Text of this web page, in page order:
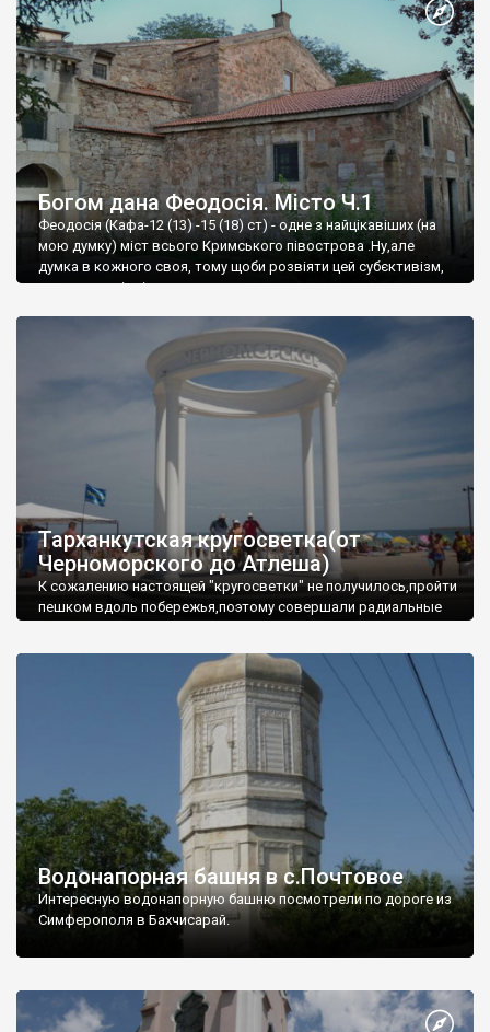
Богом дана Феодосія. Місто Ч.1
Феодосія (Кафа-12 (13) -15 (18) ст) - одне з найцікавіших (на
мою думку) міст всього Кримського півострова .Ну,але
думка в кожного своя, тому щоби розвіяти цей субєктивізм,
запрошую відвідати це
Тарханкутская кругосветка(от
Черноморского до Атлеша)
К сожалению настоящей "кругосветки" не получилось,пройти
пешком вдоль побережья,поэтому совершали радиальные
Водонапорная башня в с.Почтовое
Интересную водонапорную башню посмотрели по дороге из
Симферополя в Бахчисарай.